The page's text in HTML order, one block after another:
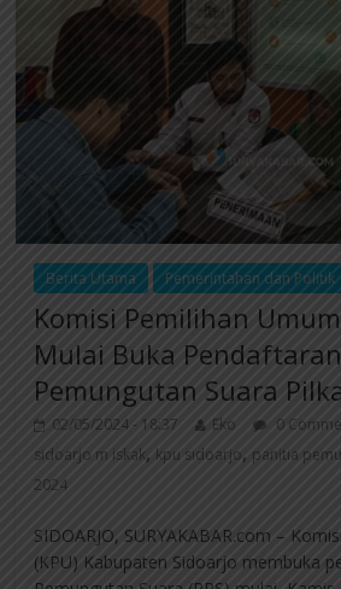
Berita Utama Pemerintahan dan Politik
Komisi Pemilihan
Mulai Buka
Pemungutan Suara
02/05/2024 - 18:37 Eko 0
sidoarjo m iskak, kpu sidoarjo, panitia
2024
SIDOARJO, SURYAKABAR.com –
(KPU) Kabupaten Sidoarjo membuka